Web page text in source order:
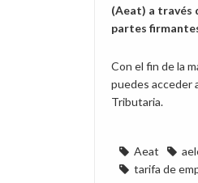
(Aeat) a través
partes
Con el fin de la
puedes acceder
Tributaria.
Aeat
tarifa de